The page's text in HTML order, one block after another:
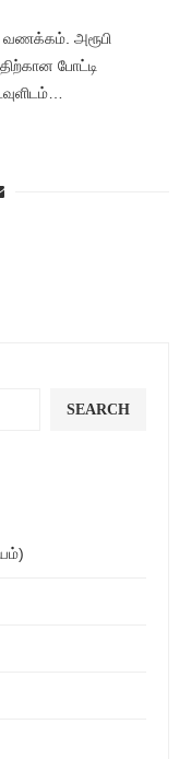
அரூபி
போட்டி
SEARCH